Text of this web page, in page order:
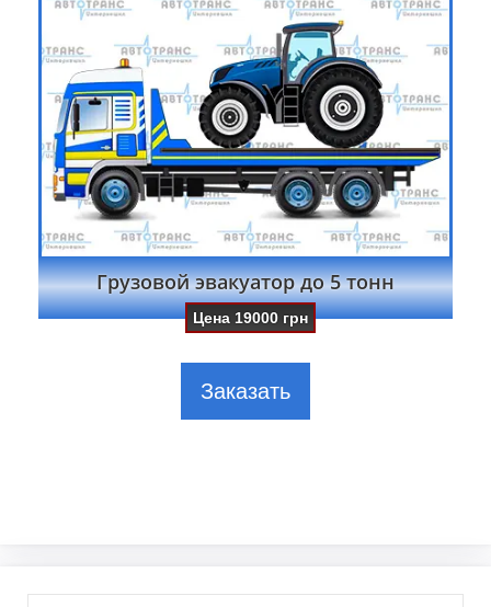
Грузовой эвакуатор до 5 тонн
Цена 19000 грн
Заказать